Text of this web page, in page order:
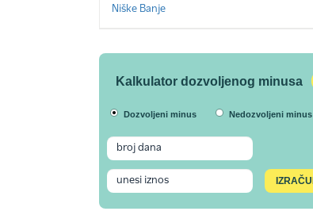
Kalkulator dozvoljenog minusa
Dozvoljeni minus Nedozvoljeni minus